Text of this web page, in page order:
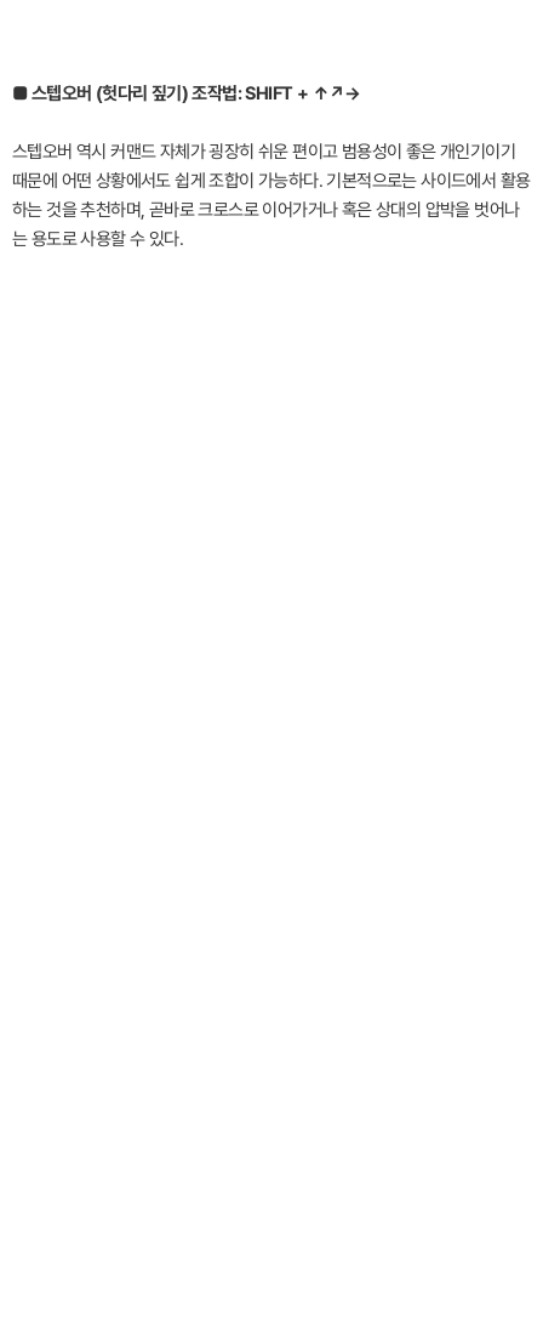
■ 스텝오버 (헛다리 짚기) 조작법: SHIFT + ↑↗→
스텝오버 역시 커맨드 자체가 굉장히 쉬운 편이고 범용성이 좋은 개인기이기
때문에 어떤 상황에서도 쉽게 조합이 가능하다. 기본적으로는 사이드에서 활용
하는 것을 추천하며, 곧바로 크로스로 이어가거나 혹은 상대의 압박을 벗어나
는 용도로 사용할 수 있다.